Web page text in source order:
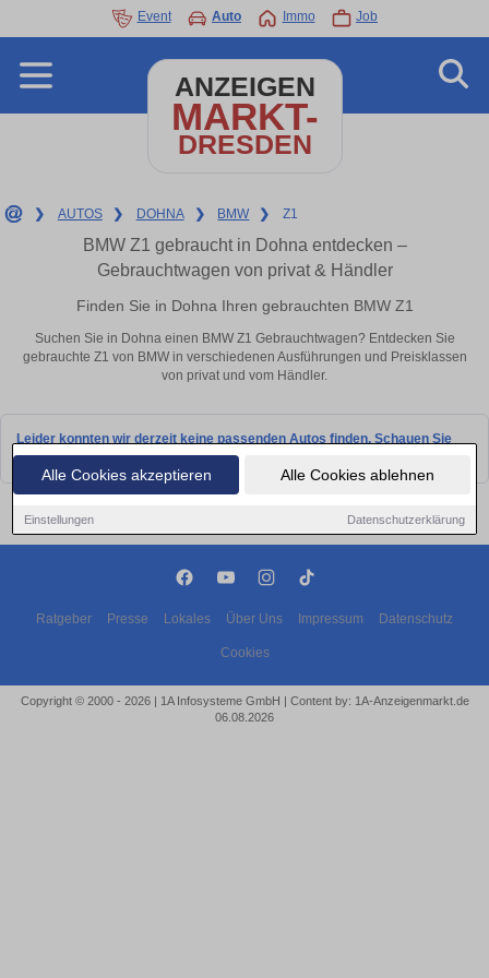
Alle Cookies akzeptieren Alle Cookies ablehnen
Einstellungen Datenschutzerklärung
Event Auto Immo Job
ANZEIGEN
MARKT-
DRESDEN
❯ AUTOS ❯ DOHNA ❯ BMW ❯ Z1
BMW Z1 gebraucht in Dohna entdecken –
Gebrauchtwagen von privat & Händler
Finden Sie in Dohna Ihren gebrauchten BMW Z1
Suchen Sie in Dohna einen BMW Z1 Gebrauchtwagen? Entdecken Sie
gebrauchte Z1 von BMW in verschiedenen Ausführungen und Preisklassen
von privat und vom Händler.
Leider konnten wir derzeit keine passenden Autos finden. Schauen Sie
bald wieder vorbei!
Ratgeber Presse Lokales Über Uns Impressum Datenschutz
Cookies
Copyright © 2000 - 2026 | 1A Infosysteme GmbH | Content by: 1A-Anzeigenmarkt.de
06.08.2026